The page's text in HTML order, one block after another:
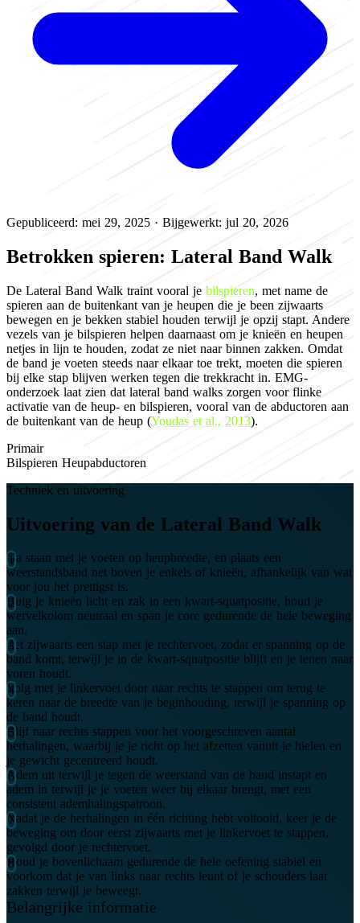
Gepubliceerd: mei 29, 2025 · Bijgewerkt: jul 20, 2026
Betrokken spieren: Lateral Band Walk
De Lateral Band Walk traint vooral je bilspieren, met name de
spieren aan de buitenkant van je heupen die je been zijwaarts
bewegen en je bekken stabiel houden terwijl je opzij stapt. Andere
vezels van je bilspieren helpen daarnaast om je knieën en heupen
netjes in lijn te houden, zodat ze niet naar binnen zakken. Omdat
de band je voeten steeds naar elkaar toe trekt, moeten die spieren
bij elke stap blijven werken tegen die trekkracht in. EMG-
onderzoek laat zien dat lateral band walks zorgen voor flinke
activatie van de heup- en bilspieren, vooral van de abductoren aan
de buitenkant van de heup (Youdas et al., 2013).
Primair
Bilspieren Heupabductoren
Techniek en uitvoering
Uitvoering van de Lateral Band Walk
Ga staan met je voeten op heupbreedte, en plaats een
weerstandsband net boven je enkels of knieën, afhankelijk van wat
voor jou het prettigst is.
Buig je knieën licht en zak in een kwart-squatpositie, houd je
wervelkolom neutraal en span je core gedurende de hele beweging
aan.
Zet zijwaarts een stap met je rechtervoet, zodat er spanning op de
band komt, terwijl je in de kwart-squatpositie blijft en je tenen naar
voren houdt.
Volg met je linkervoet door naar rechts te stappen om terug te
keren naar de breedte van je beginhouding, terwijl je spanning op
de band houdt.
Blijf naar rechts stappen voor het voorgeschreven aantal
herhalingen, waarbij je je richt op het afzetten vanuit je hielen en
je gewicht gecentreerd houdt.
Adem uit terwijl je tegen de weerstand van de band instapt en
adem in terwijl je je voeten weer bij elkaar brengt, met een
consistent ademhalingspatroon.
Nadat je de herhalingen in één richting hebt voltooid, keer je de
beweging om door eerst zijwaarts met je linkervoet te stappen,
gevolgd door je rechtervoet.
Houd je bovenlichaam gedurende de hele oefening stabiel en
voorkom dat je van links naar rechts leunt of je schouders laat
zakken terwijl je beweegt.
Belangrijke informatie